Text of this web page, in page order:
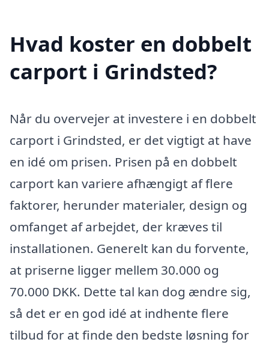
Hvad koster en dobbelt
carport i Grindsted?
Når du overvejer at investere i en dobbelt
carport i Grindsted, er det vigtigt at have
en idé om prisen. Prisen på en dobbelt
carport kan variere afhængigt af flere
faktorer, herunder materialer, design og
omfanget af arbejdet, der kræves til
installationen. Generelt kan du forvente,
at priserne ligger mellem 30.000 og
70.000 DKK. Dette tal kan dog ændre sig,
så det er en god idé at indhente flere
tilbud for at finde den bedste løsning for